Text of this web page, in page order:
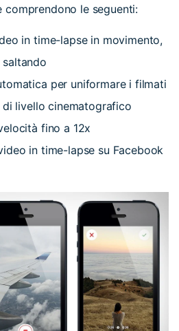
comprendono le seguenti:
in time-lapse in movimento,
per uniformare i filmati
livello cinematografico
fino a 12x
in time-lapse su Facebook